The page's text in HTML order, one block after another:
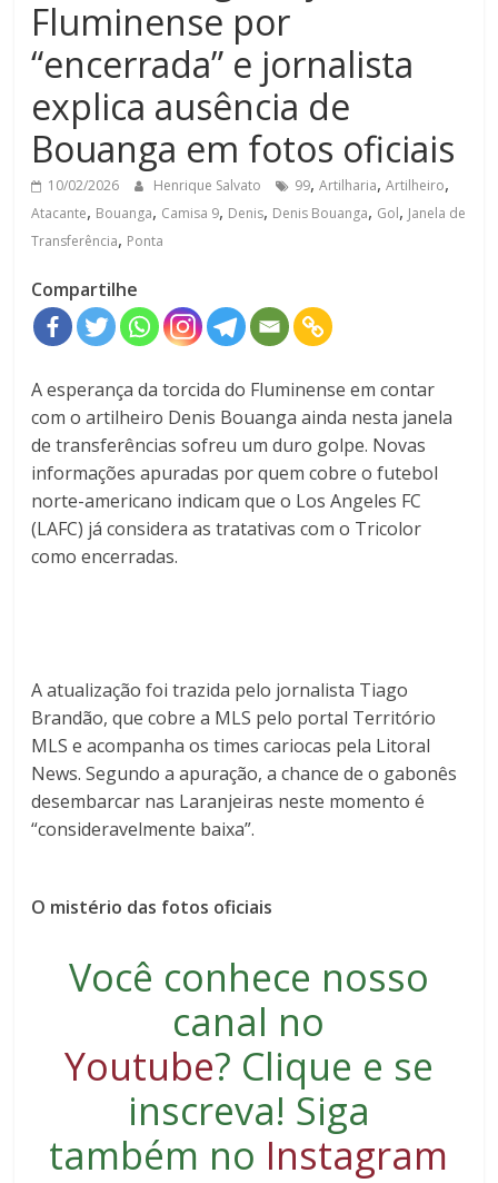
Fluminense por
“encerrada” e jornalista
explica ausência de
Bouanga em fotos oficiais
10/02/2026 Henrique Salvato 99,Artilharia,Artilheiro,
Atacante, Bouanga, Camisa 9, Denis, Denis Bouanga, Gol, Janela de
Transferência, Ponta
Compartilhe
A esperança da torcida do Fluminense em contar
com o artilheiro Denis Bouanga ainda nesta janela
de transferências sofreu um duro golpe. Novas
informações apuradas por quem cobre o futebol
norte-americano indicam que o Los Angeles FC
(LAFC) já considera as tratativas com o Tricolor
como encerradas.
A atualização foi trazida pelo jornalista Tiago
Brandão, que cobre a MLS pelo portal Território
MLS e acompanha os times cariocas pela Litoral
News. Segundo a apuração, a chance de o gabonês
desembarcar nas Laranjeiras neste momento é
“consideravelmente baixa”.
O mistério das fotos oficiais
Você conhece nosso
canal no
Youtube? Clique e se
inscreva! Siga
também no Instagram